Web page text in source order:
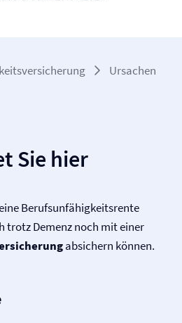
Ursachen
Sie hier
Berufs­unfähigkeitsrente
trotz Demenz noch mit einer
absichern können.